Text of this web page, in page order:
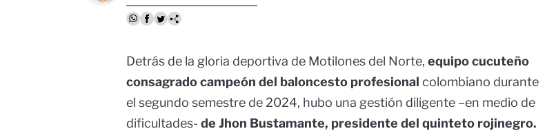
Detrás de la gloria deportiva de Motilones del Norte, equipo cucuteño
consagrado campeón del baloncesto profesional colombiano durante
el segundo semestre de 2024, hubo una gestión diligente –en medio de
dificultades- de Jhon Bustamante, presidente del quinteto rojinegro.